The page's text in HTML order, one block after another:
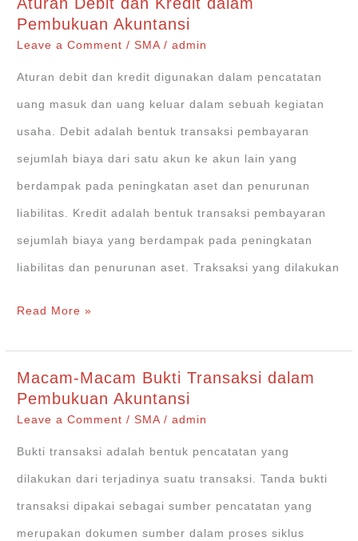
Umum
pada
Pembukuan
Pembukuan Akuntansi
Leave a Comment /SMA /admin
Aturan debit dan kredit digunakan dalam pencatatan
uang masuk dan uang keluar dalam sebuah kegiatan
usaha. Debit adalah bentuk transaksi pembayaran
sejumlah biaya dari satu akun ke akun lain yang
berdampak pada peningkatan aset dan penurunan
liabilitas. Kredit adalah bentuk transaksi pembayaran
sejumlah biaya yang berdampak pada peningkatan
liabilitas dan penurunan aset. Traksaksi yang dilakukan
Aturan
Kredit
dalam
Pembukuan
Akuntansi
Read More »
Macam-Macam Bukti Transaksi dalam
Pembukuan Akuntansi
Leave a Comment /SMA/admin
Bukti transaksi adalah bentuk pencatatan yang
dilakukan dari terjadinya suatu transaksi. Tanda bukti
transaksi dipakai sebagai sumber pencatatan yang
merupakan dokumen sumber dalam proses siklus